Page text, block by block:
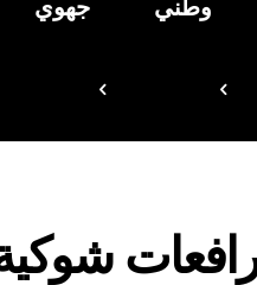
وطني جهوي
شوكية